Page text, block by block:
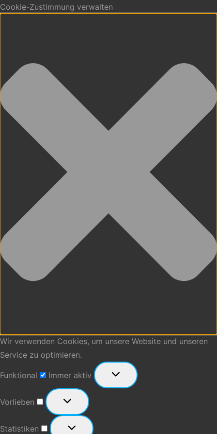
Cookie-Zustimmung verwalten
Wir verwenden Cookies, um unsere Website und unseren
Service zu optimieren.
Funktional Immer aktiv
Vorlieben
Vorlieben
Statistiken
Statistiken